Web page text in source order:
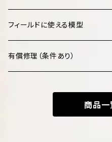
鳥類 Aves
爬虫類 Reptilia
魚類 Pisces
フィールドに使える模型
有償修理（条件あり）
商品一